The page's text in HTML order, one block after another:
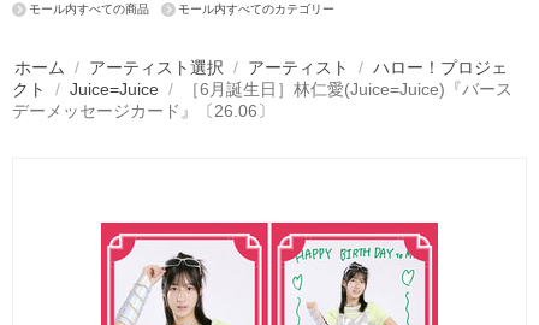
モール内すべての商品 モール内すべてのカテゴリー
ホーム / アーティスト選択 / アーティスト / ハロー！プロジェ
クト
/ Juice=Juice /
［6月誕生日］林仁愛(Juice=Juice)『バース
デーメッセージカード』〔26.06〕